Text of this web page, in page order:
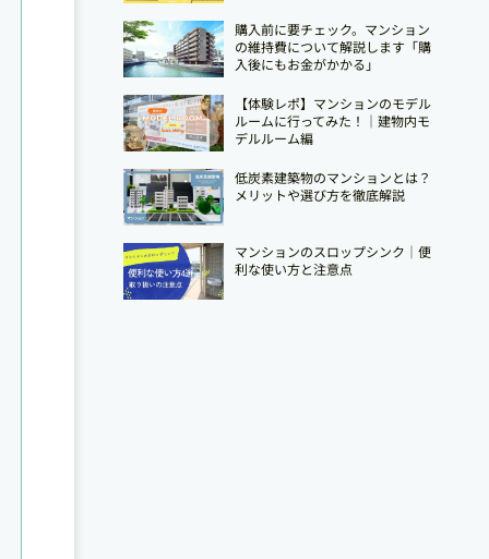
購入前に要チェック。マンション
の維持費について解説します「購
入後にもお金がかかる」
【体験レポ】マンションのモデル
ルームに行ってみた！｜建物内モ
デルルーム編
低炭素建築物のマンションとは？
メリットや選び方を徹底解説
マンションのスロップシンク│便
利な使い方と注意点